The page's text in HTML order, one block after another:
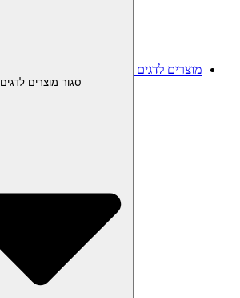
מוצרים לדגים
סגור מוצרים לדגים